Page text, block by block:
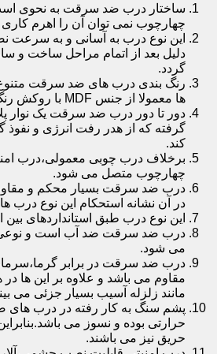
ساختار درب ضد سرقت به نحوی است
چهارچوب نمی توان آن را اهرم
این نوع درب به آسانی و به
دلیل بعد از اتمام مراحل ساخت و
گردد.
رنگ بندی درب های ضد سرقت
ها معمولا از جنس MDF با روکش رنگ یا PVC می باشد.
دور تا دور درب ضد سرقت یک نوار
گرفته که از هدر رفت انرژی و نفوذ
کند.
برخلاف درب چوبی معمولی،درب
چهارچوب متصل می شود.
درب ضد سرقت بسیار محکم و
در آن نشانه استحکام این نوع درب
این نوع درب طبق استانداردهای
درب ضد سرقت ضد آب است و
می شود.
درب ضد سرقت در برابر
مقاوم می باشد و علاوه بر این ها
مانند زلزله آسیب بسیار جزئی می
پشم سنگ به کار رفته در درب
حرارتی بوده و نسوز می
حریق نیز می باشند.